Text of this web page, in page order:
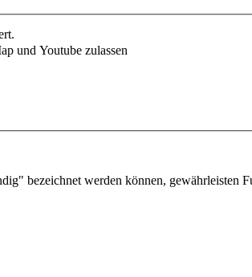
und Youtube zulassen
bezeichnet werden können, gewährleisten